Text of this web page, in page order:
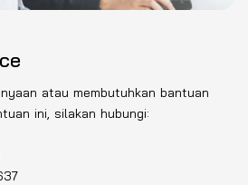
atau membutuhkan bantuan
ini, silakan hubungi: